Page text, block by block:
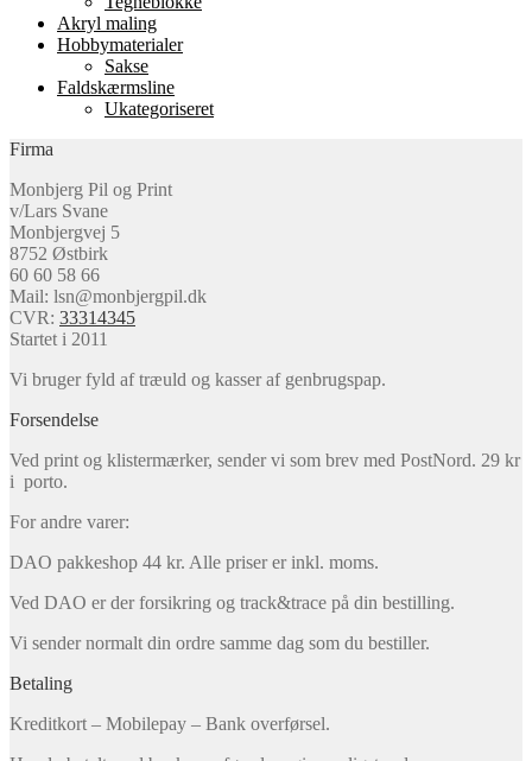
Akryl maling
Hobbymaterialer
Sakse
Faldskærmsline
Ukategoriseret
Firma
Monbjerg Pil og Print
v/Lars Svane
Monbjergvej 5
8752 Østbirk
60 60 58 66
Mail: lsn@monbjergpil.dk
CVR: 33314345
Startet i 2011
Vi bruger fyld af træuld og kasser af genbrugspap.
Forsendelse
Ved print og klistermærker, sender vi som brev med PostNord. 29 kr
i porto.
For andre varer:
DAO pakkeshop 44 kr. Alle priser er inkl. moms.
Ved DAO er der forsikring og track&trace på din bestilling.
Vi sender normalt din ordre samme dag som du bestiller.
Betaling
Kreditkort – Mobilepay – Bank overførsel.